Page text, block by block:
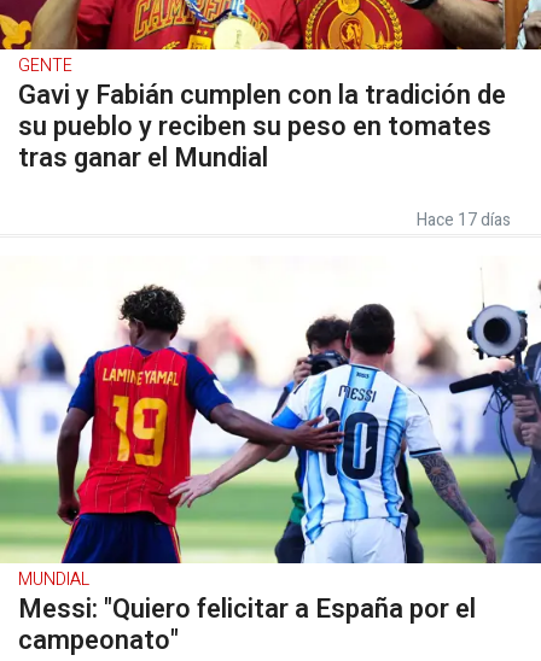
GENTE
Gavi y Fabián cumplen con la tradición de
su pueblo y reciben su peso en tomates
tras ganar el Mundial
Hace 17 días
MUNDIAL
Messi: "Quiero felicitar a España por el
campeonato"